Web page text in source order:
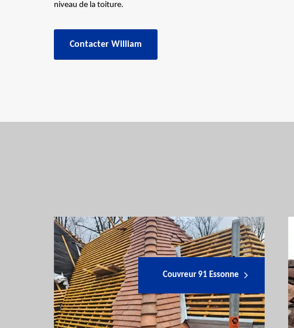
niveau de la toiture.
Contacter William
Couvreur 91 Essonne